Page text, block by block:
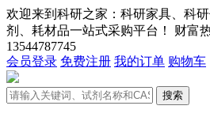
欢迎来到科研之家：科研家具、科
剂、耗材品一站式采购平台！ 财富
13544787745
会员登录 免费注册 我的订单 购物车
搜索